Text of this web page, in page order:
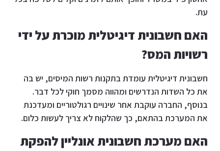
עת.
האם חשבונית דיגיטלית מוכרת על ידי
רשויות המס?
חשבונית דיגיטלית עומדת בתקנות רשות המיסים, יש בה
את כל השדות הנדרשים ומהווה מסמך חוקי לכל דבר.
בנוסף, החברה עוקבת אחר שינויים רגולטוריים ומעדכנת
את המערכת בהתאם, כך שהלקוח לא צריך לעשות כלום.
האם מערכת חשבונית אונליין להפקת